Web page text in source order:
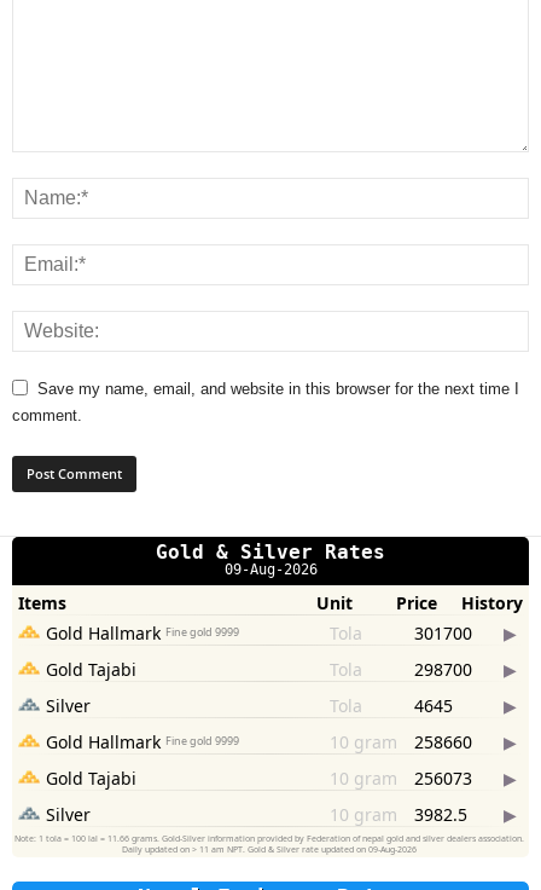
Save my name, email, and website in this browser for the next time I
comment.